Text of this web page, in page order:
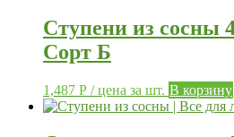
Ступени из сосны
Сорт Б
1,487 Р / цена за шт. В корзину